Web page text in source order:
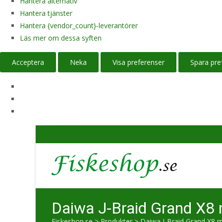
Hantera tjänster
Hantera {vendor_count}-leverantörer
Läs mer om dessa syften
Acceptera Neka Visa preferenser Spara
Daiwa J-Braid Grand